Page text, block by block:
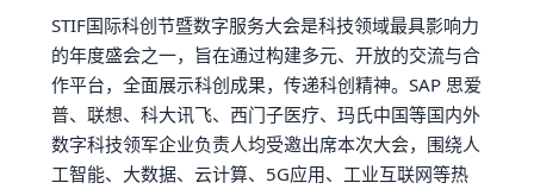
STIF国际科创节暨数字服务大会是科技领域最具影响力
的年度盛会之一，旨在通过构建多元、开放的交流与合
作平台，全面展示科创成果，传递科创精神。SAP 思爱
普、联想、科大讯飞、西门子医疗、玛氏中国等国内外
数字科技领军企业负责人均受邀出席本次大会，围绕人
工智能、大数据、云计算、5G应用、工业互联网等热